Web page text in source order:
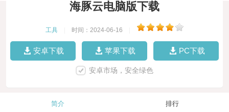
海豚云电脑版下载
工具 时间：2024-06-16
安卓下载 苹果下载 PC下载
安卓市场，安全绿色
简介 排行